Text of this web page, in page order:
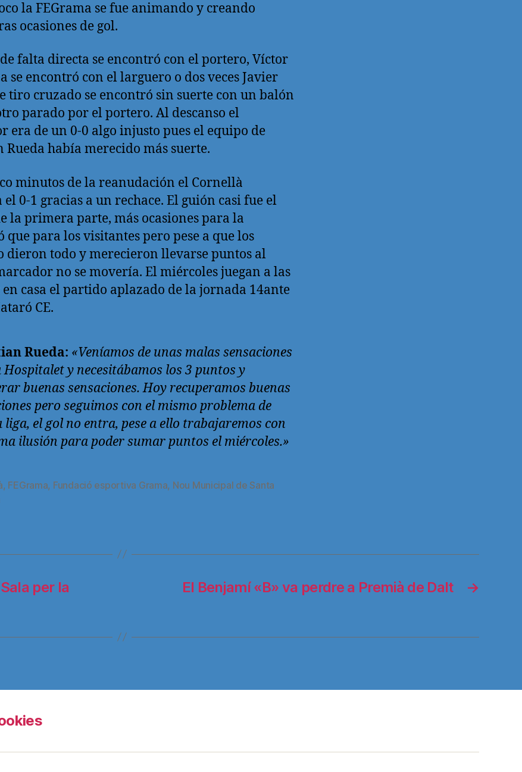
la FEGrama se fue animando y creando
ocasiones de gol.
falta directa se encontró con el portero, Víctor
se encontró con el larguero o dos veces Javier
tiro cruzado se encontró sin suerte con un balón
parado por el portero. Al descanso el
era de un 0-0 algo injusto pues el equipo de
Rueda había merecido más suerte.
minutos de la reanudación el Cornellà
0-1 gracias a un rechace. El guión casi fue el
la primera parte, más ocasiones para la
que para los visitantes pero pese a que los
dieron todo y merecieron llevarse puntos al
no se movería. El miércoles juegan a las
en casa el partido aplazado de la jornada 14ante
CE.
Rueda: «Veníamos de unas malas sensaciones
y necesitábamos los 3 puntos y
buenas sensaciones. Hoy recuperamos buenas
pero seguimos con el mismo problema de
liga, el gol no entra, pese a ello trabajaremos con
ilusión para poder sumar puntos el miércoles.»
, FEGrama, Fundació esportiva Grama, Nou Municipal de Santa
per la
→
El Benjamí «B» va perdre a Premià de Dalt